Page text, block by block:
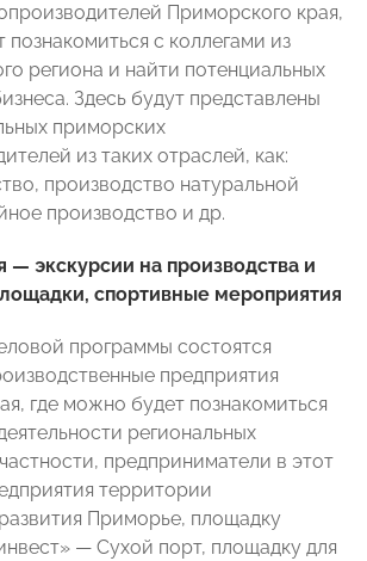
Приморского края,
познакомиться с коллегами из
региона и найти потенциальных
Здесь будут представлены
приморских
из таких отраслей, как:
производство натуральной
производство и др.
— экскурсии на производства и
спортивные мероприятия
программы состоятся
предприятия
где можно будет познакомиться
региональных
предприниматели в этот
территории
Приморье, площадку
— Сухой порт, площадку для